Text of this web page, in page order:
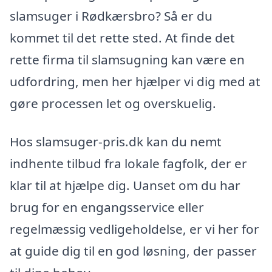
slamsuger i Rødkærsbro? Så er du
kommet til det rette sted. At finde det
rette firma til slamsugning kan være en
udfordring, men her hjælper vi dig med at
gøre processen let og overskuelig.
Hos slamsuger-pris.dk kan du nemt
indhente tilbud fra lokale fagfolk, der er
klar til at hjælpe dig. Uanset om du har
brug for en engangsservice eller
regelmæssig vedligeholdelse, er vi her for
at guide dig til en god løsning, der passer